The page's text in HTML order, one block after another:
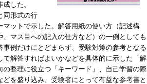
した。
同形式の行
ットで示した。解答用紙の使い方（記述構
マス目への記入の仕方など）の一例としても
例だけにとどまらず、受験対策の参考となる
解答すればよいかなどを具体的に示した「解
整理に役立つ「キーワード」、自己学習の際
を盛り込み、受験者にとって有益な参考書と